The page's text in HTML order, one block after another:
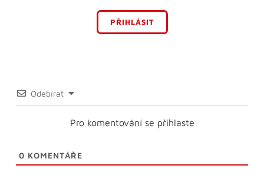
PŘIHLÁSIT
Odebírat
Pro komentování se přihlaste
0 KOMENTÁŘE